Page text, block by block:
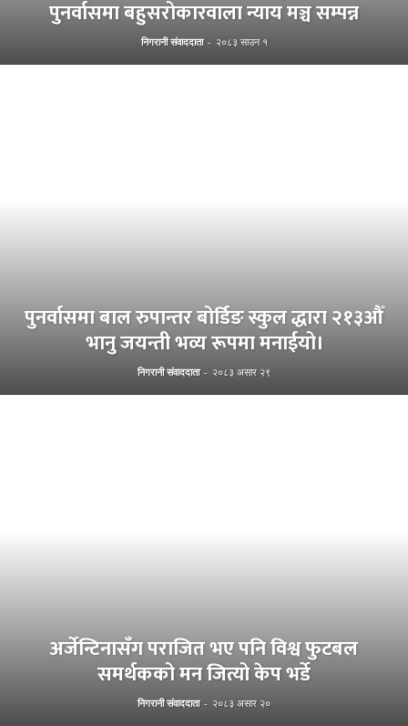
पुनर्वासमा बहुसरोकारवाला न्याय मञ्च सम्पन्न
निगरानी संवाददाता - २०८३ साउन १
पुनर्वासमा बाल रुपान्तर बोर्डिङ स्कुल द्धारा २१३औँ
भानु जयन्ती भव्य रूपमा मनाईयो।
निगरानी संवाददाता - २०८३ असार २९
अर्जेन्टिनासँग पराजित भए पनि विश्व फुटबल
समर्थकको मन जित्यो केप भर्डे
निगरानी संवाददाता - २०८३ असार २०